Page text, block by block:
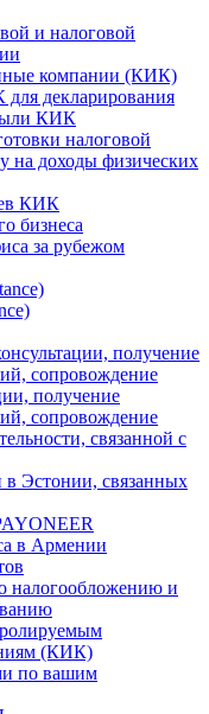
и налоговой
компании (КИК)
декларирования
КИК
налоговой
на доходы физических
КИК
бизнеса
за рубежом
получение
сопровождение
получение
сопровождение
связанной с
Эстонии, связанных
в Армении
налогообложению и
(КИК)
по вашим